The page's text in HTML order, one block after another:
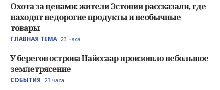
Охота за ценами: жители Эстонии рассказали, где
находят недорогие продукты и необычные
товары
ГЛАВНАЯ ТЕМА 23 часа
У берегов острова Найссаар произошло небольшое
землетрясение
СОБЫТИЯ 23 часа